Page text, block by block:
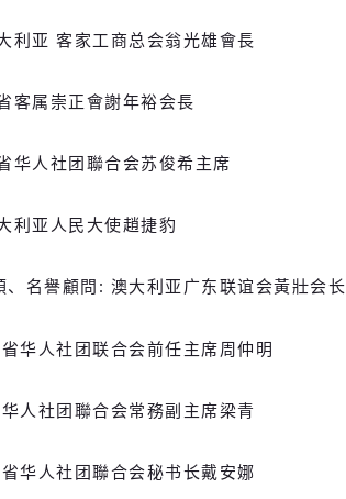
利亚 客家工商总会翁光雄會長
客属崇正會謝年裕会長
华人社团聯合会苏俊希主席
利亚人民大使趙捷豹
名譽顧問: 澳大利亚广东联谊会黃壯会长
华人社团联合会前任主席周仲明
人社团聯合会常務副主席梁青
华人社团聯合会秘书长戴安娜